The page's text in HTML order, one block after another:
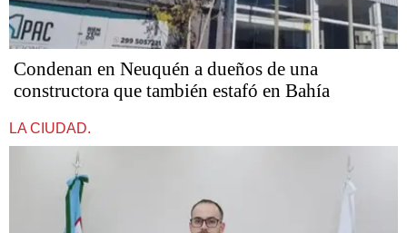
Condenan en Neuquén a dueños de una
constructora que también estafó en Bahía
LA CIUDAD.